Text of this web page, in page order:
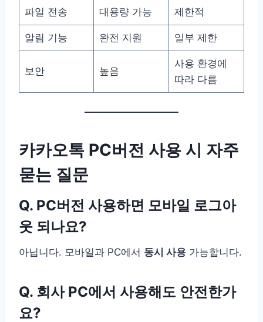
파일 전송 대용량 가능 제한적
알림 기능 완전 지원 일부 제한
보안 높음
사용 환경에
따라 다름
카카오톡 PC버전 사용 시 자주
묻는 질문
Q. PC버전 사용하면 모바일 로그아
웃 되나요?
아닙니다. 모바일과 PC에서 동시 사용 가능합니다.
Q. 회사 PC에서 사용해도 안전한가
요?